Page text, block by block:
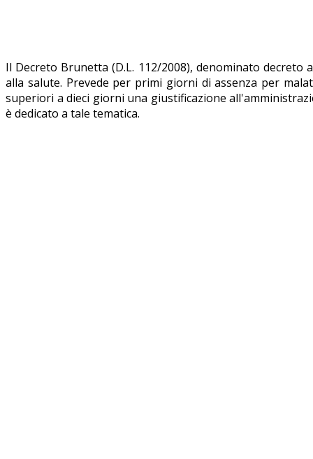
Il Decreto Brunetta (D.L. 112/2008), denominato
alla salute. Prevede per primi giorni di assenza per
superiori a dieci giorni una giustificazione
è dedicato a tale tematica.